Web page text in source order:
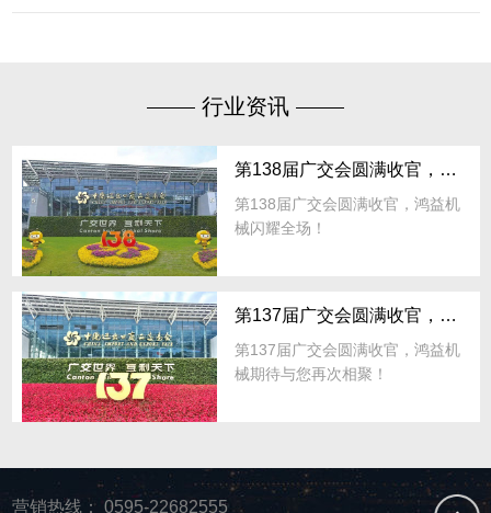
行业资讯
第138届广交会圆满收官，鸿益机
械闪耀全场！
第137届广交会圆满收官，鸿益机
械期待与您再次相聚！
营销热线： 0595-22682555